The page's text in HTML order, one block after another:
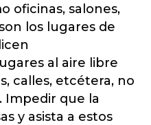
oficinas, salones,
los lugares de
al aire libre
calles, etcétera, no
Impedir que la
y asista a estos